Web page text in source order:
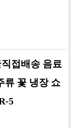
접배송 음료
류 꽃 냉장 쇼
5